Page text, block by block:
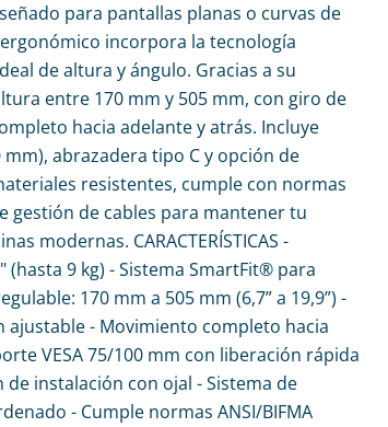
para pantallas planas o curvas de
incorpora la tecnología
de altura y ángulo. Gracias a su
entre 170 mm y 505 mm, con giro de
hacia adelante y atrás. Incluye
abrazadera tipo C y opción de
resistentes, cumple con normas
gestión de cables para mantener tu
modernas. CARACTERÍSTICAS -
9 kg) - Sistema SmartFit® para
170 mm a 505 mm (6,7” a 19,9”) -
ajustable - Movimiento completo hacia
VESA 75/100 mm con liberación rápida
instalación con ojal - Sistema de
- Cumple normas ANSI/BIFMA